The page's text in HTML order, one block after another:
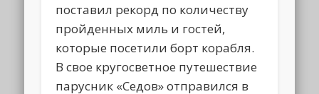
поставил рекорд по количеству
пройденных миль и гостей,
которые посетили борт корабля.
В свое кругосветное путешествие
парусник «Седов» отправился в